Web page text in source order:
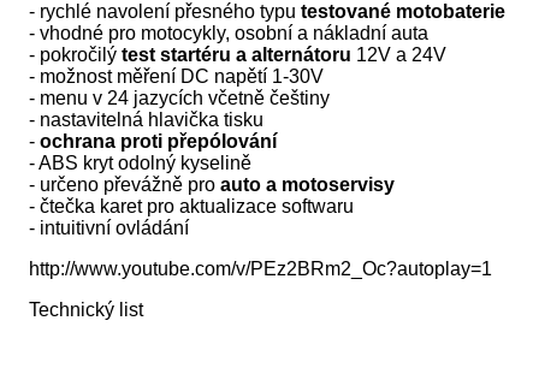
- rychlé navolení přesného typutestované motobaterie
- vhodné pro motocykly, osobní a nákladní auta
- pokročilýtest startéru a alternátoru 12V a 24V
- možnost měření DC napětí 1-30V
- menu v 24 jazycích včetně češtiny
- nastavitelná hlavička tisku
-ochrana proti přepólování
- ABS kryt odolný kyselině
- určeno převážně proauto a motoservisy
- čtečka karet pro aktualizace softwaru
- intuitivní ovládání
http://www.youtube.com/v/PEz2BRm2_Oc?autoplay=1
Technický list